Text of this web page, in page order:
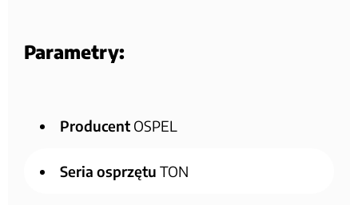
Parametry:
Producent OSPEL
Seria osprzętu TON